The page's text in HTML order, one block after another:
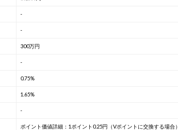
-
-
300万円
-
0.75%
1.65%
-
ポイント価値詳細：1ポイント0.25円（Vポイントに交換する場合）